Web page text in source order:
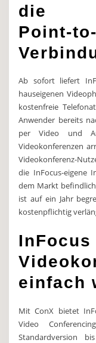
die
Point-
Ab sofort liefert
hauseigenen
kostenfreie
Anwender bereits
per Video und
Videokonferenzen
Videokonferenz-
die InFocus-eigene
dem Markt
ist auf ein Jahr
kostenpflichtig
einfach
Mit ConX bietet
Video
Standardversion